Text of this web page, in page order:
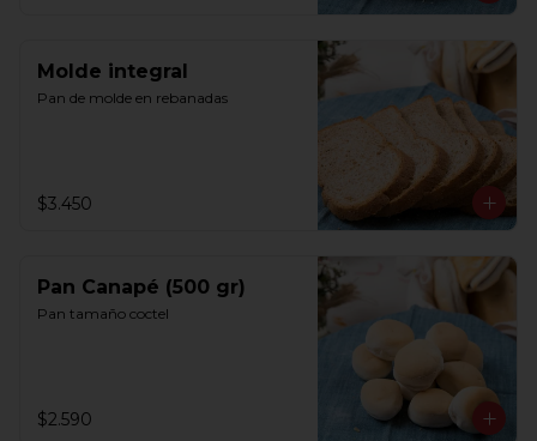
Molde integral
Pan de molde en rebanadas
$3.450
Pan Canapé (500 gr)
Pan tamaño coctel
$2.590